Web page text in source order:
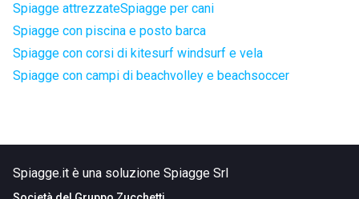
Spiagge attrezzateSpiagge per cani
Spiagge con piscina e posto barca
Spiagge con corsi di kitesurf windsurf e vela
Spiagge con campi di beachvolley e beachsoccer
Spiagge.it è una soluzione Spiagge Srl